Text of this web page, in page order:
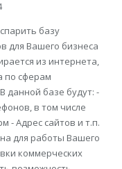
базу
для Вашего бизнеса
из интернета,
по сферам
данной базе будут: -
в том числе
- Адрес сайтов и т.п.
для работы Вашего
коммерческих